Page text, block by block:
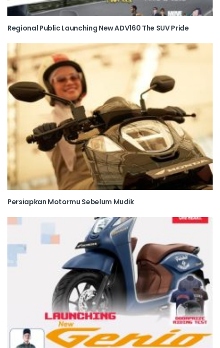
Regional Public Launching New ADV160 The SUV Pride
Persiapkan Motormu Sebelum Mudik